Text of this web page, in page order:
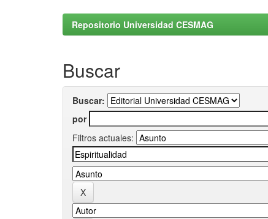
Repositorio Universidad CESMAG
Buscar
Buscar:
por
Filtros actuales: